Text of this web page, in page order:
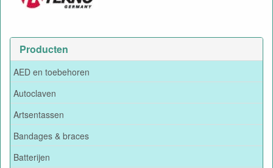
Producten
AED en toebehoren
Autoclaven
Artsentassen
Bandages & braces
Batterijen